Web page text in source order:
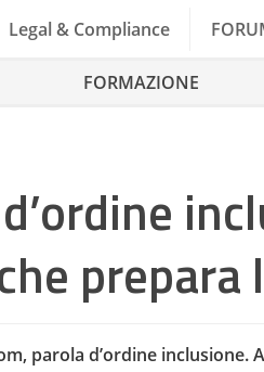
Legal & Compliance
FORMAZIONE
prepara
parola d’ordine inclusione.